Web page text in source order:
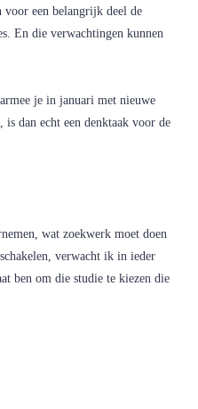
voor een belangrijk deel de
En die verwachtingen kunnen
je in januari met nieuwe
is dan echt een denktaak voor de
wat zoekwerk moet doen
verwacht ik in ieder
ben om die studie te kiezen die